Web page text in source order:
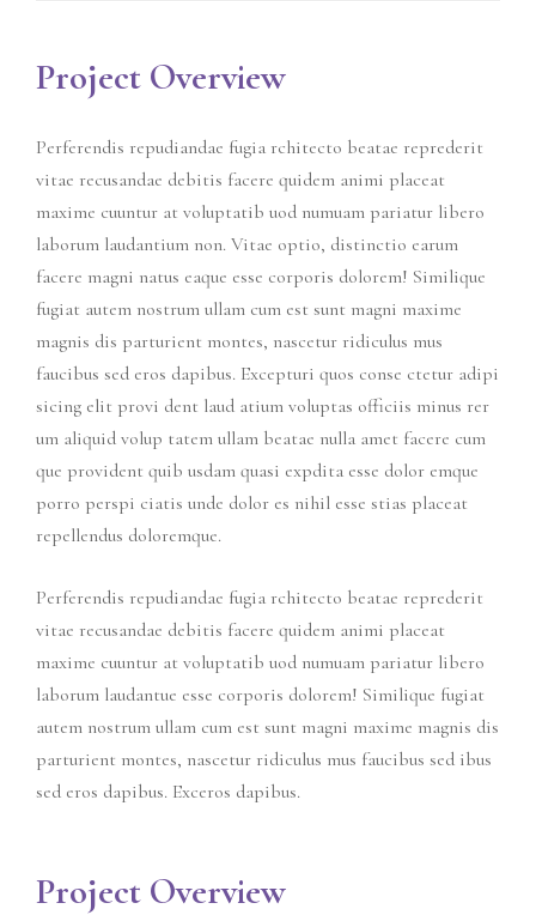
Project Overview
Perferendis repudiandae fugia rchitecto beatae reprederit
vitae recusandae debitis facere quidem animi placeat
maxime cuuntur at voluptatib uod numuam pariatur libero
laborum laudantium non. Vitae optio, distinctio earum
facere magni natus eaque esse corporis dolorem! Similique
fugiat autem nostrum ullam cum est sunt magni maxime
magnis dis parturient montes, nascetur ridiculus mus
faucibus sed eros dapibus. Excepturi quos conse ctetur adipi
sicing elit provi dent laud atium voluptas officiis minus rer
um aliquid volup tatem ullam beatae nulla amet facere cum
que provident quib usdam quasi expdita esse dolor emque
porro perspi ciatis unde dolor es nihil esse stias placeat
repellendus doloremque.
Perferendis repudiandae fugia rchitecto beatae reprederit
vitae recusandae debitis facere quidem animi placeat
maxime cuuntur at voluptatib uod numuam pariatur libero
laborum laudantue esse corporis dolorem! Similique fugiat
autem nostrum ullam cum est sunt magni maxime magnis dis
parturient montes, nascetur ridiculus mus faucibus sed ibus
sed eros dapibus. Exceros dapibus.
Project Overview